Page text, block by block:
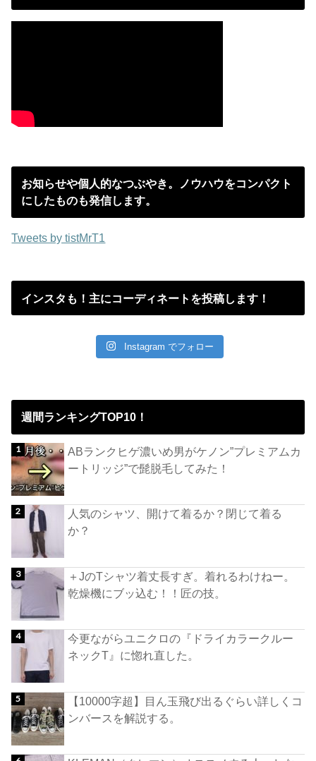
お知らせや個人的なつぶやき。ノウハウをコンパクト
にしたものも発信します。
Tweets by tistMrT1
インスタも！主にコーディネートを投稿します！
Instagram でフォロー
週間ランキングTOP10！
ABランクヒゲ濃いめ男がケノン”プレミアムカ
ートリッジ”で髭脱毛してみた！
人気のシャツ、開けて着るか？閉じて着る
か？
＋JのTシャツ着丈長すぎ。着れるわけねー。
乾燥機にブッ込む！！匠の技。
今更ながらユニクロの『ドライカラークルー
ネックT』に惚れ直した。
【10000字超】目ん玉飛び出るぐらい詳しくコ
ンバースを解説する。